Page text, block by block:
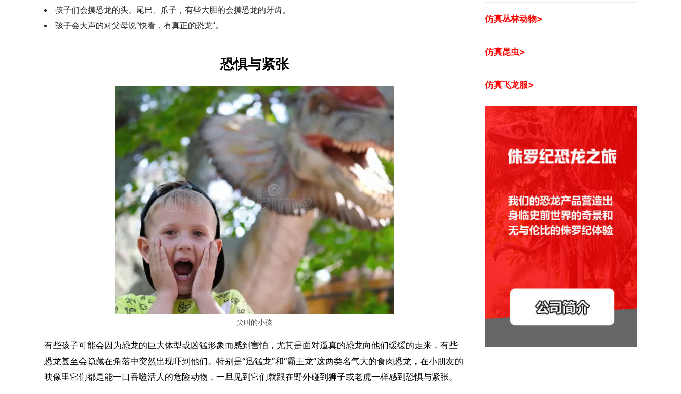
孩子们会摸恐龙的头、尾巴、爪子，有些大胆的会摸恐龙的牙齿。
孩子会大声的对父母说“快看，有真正的恐龙”。
恐惧与紧张
尖叫的小孩
有些孩子可能会因为恐龙的巨大体型或凶猛形象而感到害怕，尤其是面对逼真的恐龙向他们缓缓的走来，有些
恐龙甚至会隐藏在角落中突然出现吓到他们。特别是“迅猛龙”和“霸王龙”这两类名气大的食肉恐龙，在小朋友的
映像里它们都是能一口吞噬活人的危险动物，一旦见到它们就跟在野外碰到狮子或老虎一样感到恐惧与紧张。
仿真丛林动物>
仿真昆虫>
仿真飞龙服>